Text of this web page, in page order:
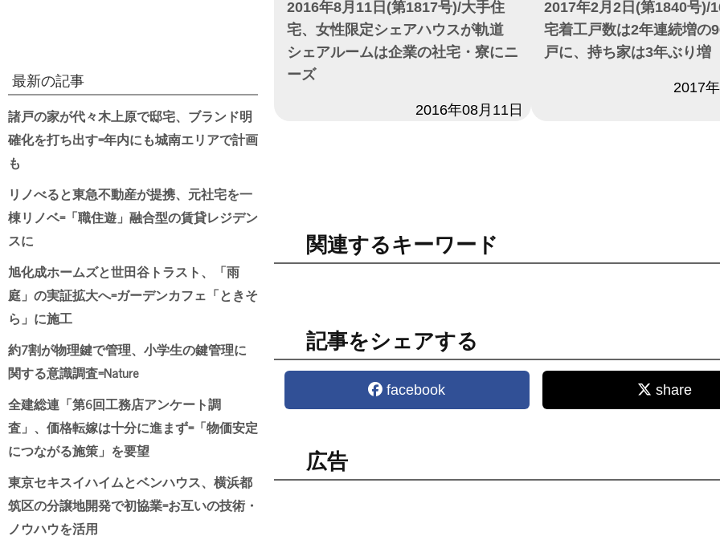
2016年8月11日(第1817号)/大手住
宅、女性限定シェアハウスが軌道
シェアルームは企業の社宅・寮にニ
ーズ
2016年08月11日
2017年2月2日(第1840号)/
宅着工戸数は2年連続増の
戸に、持ち家は3年ぶり増
2017
関連するキーワード
記事をシェアする
facebook share
広告
最新の記事
諸戸の家が代々木上原で邸宅、ブランド明
確化を打ち出す=年内にも城南エリアで計画
も
リノべると東急不動産が提携、元社宅を一
棟リノベ=「職住遊」融合型の賃貸レジデン
スに
旭化成ホームズと世田谷トラスト、「雨
庭」の実証拡大へ=ガーデンカフェ「ときそ
ら」に施工
約7割が物理鍵で管理、小学生の鍵管理に
関する意識調査=Nature
全建総連「第6回工務店アンケート調
査」、価格転嫁は十分に進まず=「物価安定
につながる施策」を要望
東京セキスイハイムとベンハウス、横浜都
筑区の分譲地開発で初協業=お互いの技術・
ノウハウを活用